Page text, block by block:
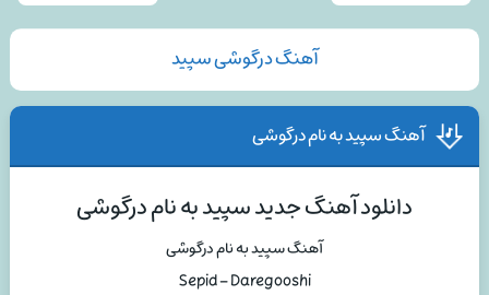
آهنگ درگوشی سپید
آهنگ سپید به نام درگوشی
دانلود آهنگ جدید سپید به نام درگوشی
آهنگ سپید به نام درگوشی
Sepid – Daregooshi